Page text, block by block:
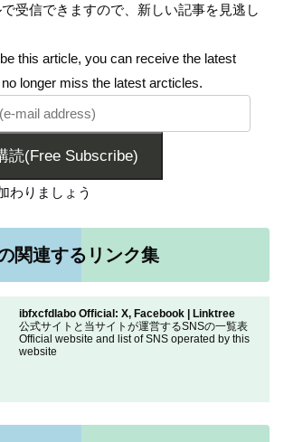
受信できますので、新しい記事を見逃し
this article, you can receive the latest
longer miss the latest arcticles.
読(Free Subscribe)
わりましょう
関連するリンク集
ibfxcfdlabo Official: X, Facebook | Linktree
公式サイトと当サイトが運営するSNSの一覧表
Official website and list of SNS operated by this
website